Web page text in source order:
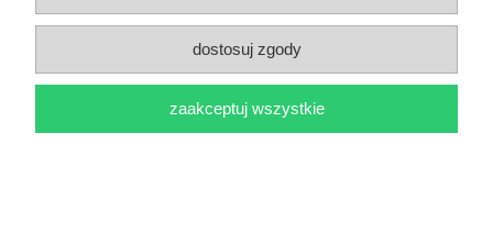
- Krzysztof - drukowanie etykiet,
(+48) 602 794 901- Sebastian - wyceny i doradztwo techniczne,biuro@randi.pl
dostosuj zgody
zaakceptuj wszystkie